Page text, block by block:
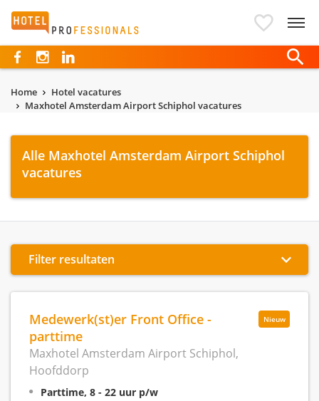
Hotelprofessionals
Home
Hotel vacatures
Maxhotel Amsterdam Airport Schiphol vacatures
Alle Maxhotel Amsterdam Airport Schiphol
vacatures
Filter resultaten
Nieuw
Medewerk(st)er Front Office -
parttime
Maxhotel Amsterdam Airport Schiphol,
Hoofddorp
Parttime, 8 - 22 uur p/w